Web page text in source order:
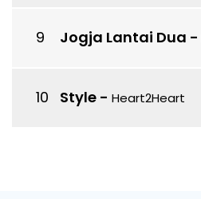
Jogja Lantai Dua -
Style - Heart2Heart